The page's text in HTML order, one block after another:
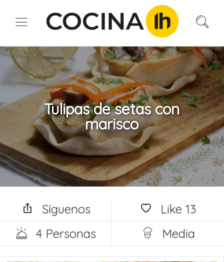
Tulipas de setas con
marisco
Síguenos Like 13
4 Personas
Media